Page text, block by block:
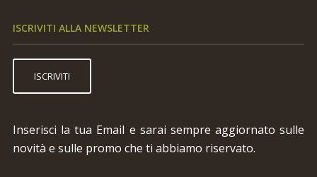
ISCRIVITI ALLA NEWSLETTER
ISCRIVITI
Inserisci la tua Email e sarai sempre aggiornato sulle
novità e sulle promo che ti abbiamo riservato.